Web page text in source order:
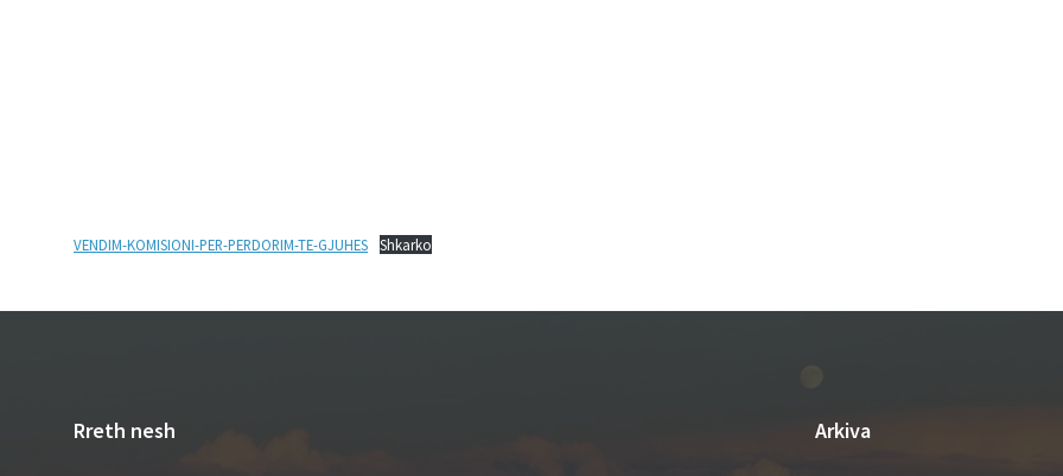
VENDIM-KOMISIONI-PER-PERDORIM-TE-GJUHES Shkarko
Rreth nesh Arkiva